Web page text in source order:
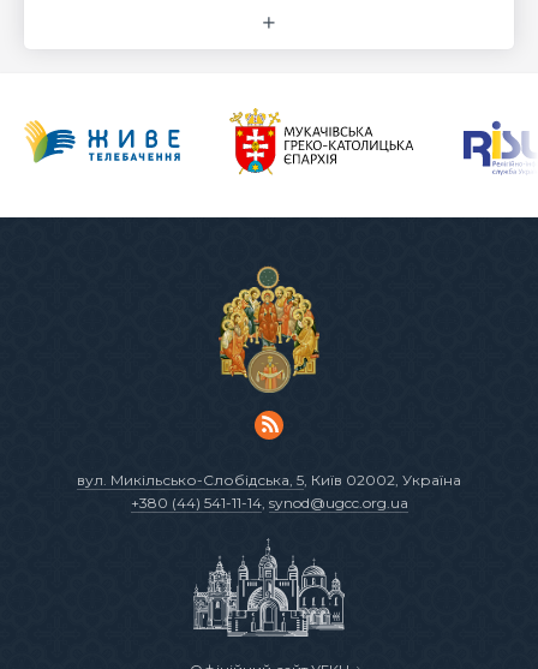
вул. Микільсько-Слобідська, 5 , Київ 02002, Україна
+380 (44) 541-11-14, synod@ugcc.org.ua